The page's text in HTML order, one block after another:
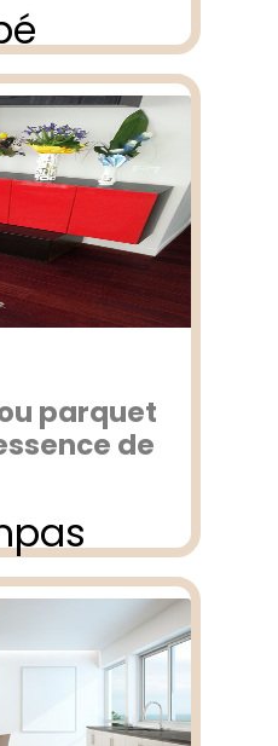
parquet
de